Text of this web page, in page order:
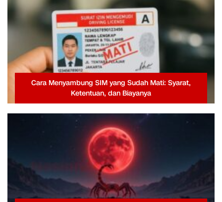
Cara Menyambung SIM yang Sudah Mati: Syarat,
Ketentuan, dan Biayanya